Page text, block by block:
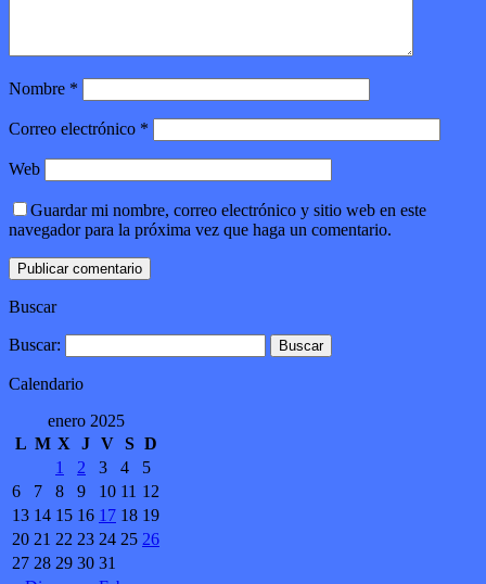
Nombre *
Correo electrónico *
Web
Guardar mi nombre, correo electrónico y sitio web en este
navegador para la próxima vez que haga un comentario.
Buscar
Buscar:
Calendario
enero 2025
L M X J V S D
1 2 3 4
5
6
7 8 9 10 11 12
13 14 15 16 17 18 19
20 21 22 23 24 25 26
27 28 29 30 31